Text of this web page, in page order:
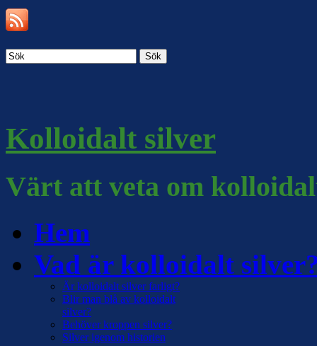
Sök
Kolloidalt silver
Värt att veta om
Hem
Vad är kolloidalt
Är kolloidalt silver farligt?
Blir man blå av kolloidalt
silver?
Behöver kroppen silver?
Silver igenom historien